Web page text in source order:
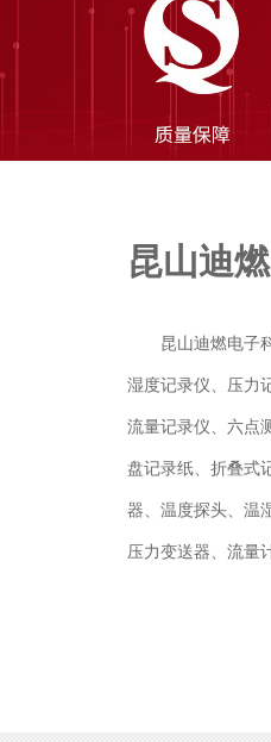
昆山迪
昆山迪燃电子
湿度记录仪、压力
流量记录仪、六点
盘记录纸、折叠式
器、温度探头、温
压力变送器、流量
众多、如：食品